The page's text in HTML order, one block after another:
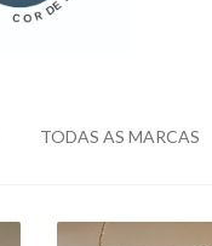
TODAS AS MARCAS